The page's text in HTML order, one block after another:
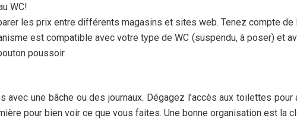
WC!
les prix entre différents magasins et sites web. Tenez compte de
est compatible avec votre type de WC (suspendu, à poser) et
poussoir.
une bâche ou des journaux. Dégagez l’accès aux toilettes
pour bien voir ce que vous faites. Une bonne organisation est la